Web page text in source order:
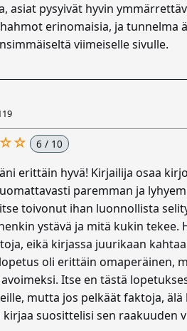
asiat pysyivät hyvin
erinomaisia, ja tunnelma
viimeiselle sivulle.
6 / 10
erittäin hyvä! Kirjailija osaa
paremman ja
toivonut ihan luonnollista
ystävä ja mitä kukin
eikä kirjassa juurikaan
oli erittäin omaperäinen,
Itse en tästä
mutta jos pelkäät faktoja,
suosittelisi sen raakuuden